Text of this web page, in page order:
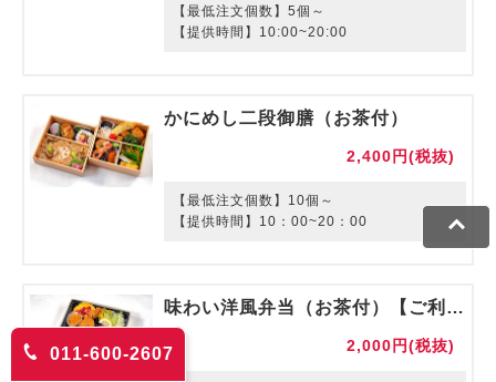
【最低注文個数】5個～
【提供時間】10:00~20:00
かにめし二段御膳（お茶付）
2,400円(税抜)
【最低注文個数】10個～
【提供時間】10：00~20：00
味わい洋風弁当（お茶付）【ご利用期間：～8/31】
2,000円(税抜)
011-600-2607